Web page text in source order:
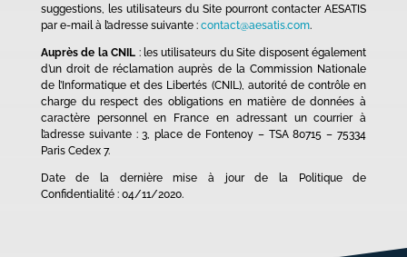
suggestions, les utilisateurs du Site pourront contacter AESATIS
par e-mail à l’adresse suivante : contact@aesatis.com.
Auprès de la CNIL : les utilisateurs du Site disposent également
d’un droit de réclamation auprès de la Commission Nationale
de l’Informatique et des Libertés (CNIL), autorité de contrôle en
charge du respect des obligations en matière de données à
caractère personnel en France en adressant un courrier à
l’adresse suivante : 3, place de Fontenoy – TSA 80715 – 75334
Paris Cedex 7.
Date de la dernière mise à jour de la Politique de
Confidentialité : 04/11/2020.